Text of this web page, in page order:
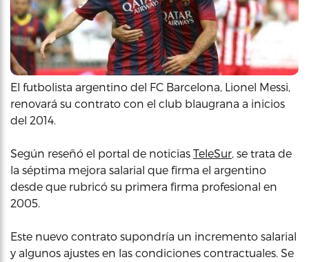
El futbolista argentino del FC Barcelona, Lionel Messi,
renovará su contrato con el club blaugrana a inicios
del 2014.
Según reseñó el portal de noticias TeleSur, se trata de
la séptima mejora salarial que firma el argentino
desde que rubricó su primera firma profesional en
2005.
Este nuevo contrato supondría un incremento salarial
y algunos ajustes en las condiciones contractuales. Se